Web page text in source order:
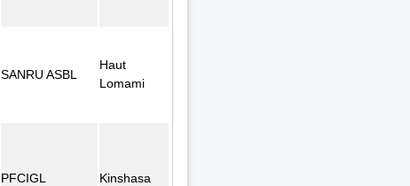
SANRU ASBL
Haut
Lomami
PFCIGL Kinshasa